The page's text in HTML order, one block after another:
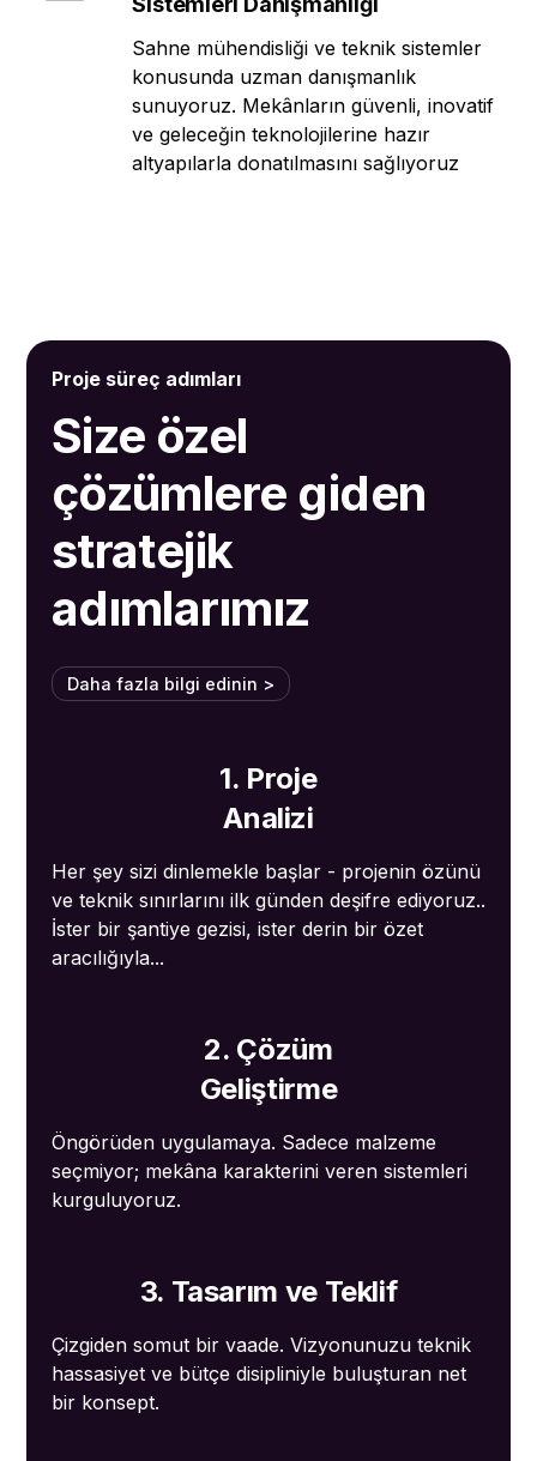
Sahne mühendisliği ve teknik sistemler
konusunda uzman danışmanlık
sunuyoruz. Mekânların güvenli, inovatif
ve geleceğin teknolojilerine hazır
altyapılarla donatılmasını sağlıyoruz
Proje süreç adımları
Size özel
çözümlere giden
stratejik
adımlarımız
Daha fazla bilgi edinin >
1. Proje
Analizi
Her şey sizi dinlemekle başlar - projenin özünü
ve teknik sınırlarını ilk günden deşifre ediyoruz..
İster bir şantiye gezisi, ister derin bir özet
aracılığıyla...
2. Çözüm
Geliştirme
Öngörüden uygulamaya. Sadece malzeme
seçmiyor; mekâna karakterini veren sistemleri
kurguluyoruz.
3. Tasarım ve Teklif
Çizgiden somut bir vaade. Vizyonunuzu teknik
hassasiyet ve bütçe disipliniyle buluşturan net
bir konsept.